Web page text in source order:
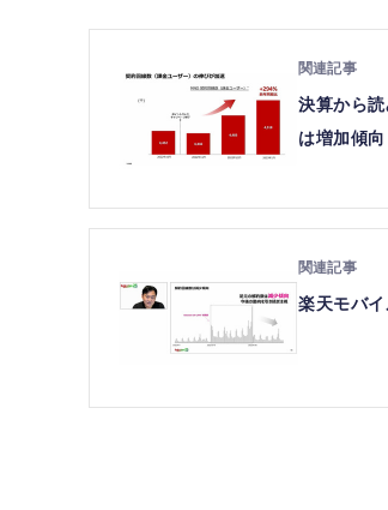
決算から
は増加傾向
楽天モバ